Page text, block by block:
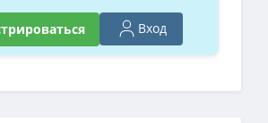
Вход